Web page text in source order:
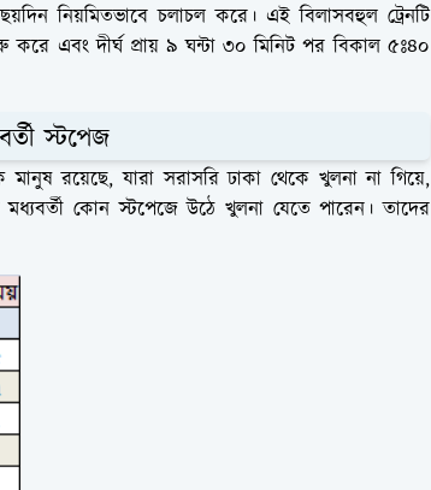
নিয়মিতভাবে চলাচল করে। এই বিলাসবহুল ট্রেনটি
এবং দীর্ঘ প্রায় ৯ ঘন্টা ৩০ মিনিট পর বিকাল ৫ঃ৪০
স্টপেজ
রয়েছে, যারা সরাসরি ঢাকা থেকে খুলনা না গিয়ে,
কোন স্টপেজে উঠে খুলনা যেতে পারেন। তাদের